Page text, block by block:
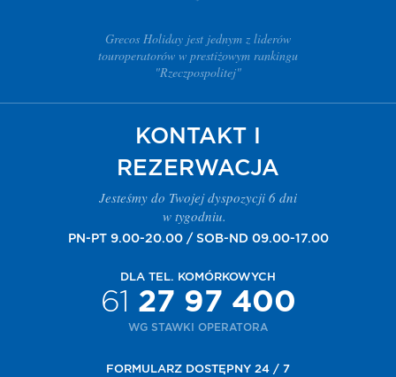
Grecos Holiday jest jednym z liderów
touroperatorów w prestiżowym rankingu
"Rzeczpospolitej"
KONTAKT I
REZERWACJA
Jesteśmy do Twojej dyspozycji 6 dni
w tygodniu.
PN-PT 9.00-20.00 / SOB-ND 09.00-17.00
DLA TEL. KOMÓRKOWYCH
61 27 97 400
WG STAWKI OPERATORA
FORMULARZ DOSTĘPNY 24 / 7